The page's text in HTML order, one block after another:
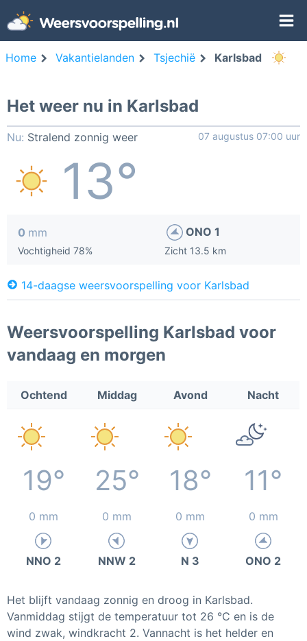
Home Vakantielanden Tsjechië Karlsbad
Het weer nu in Karlsbad
Nu: Stralend zonnig weer 07 augustus 07:00 uur
13°
0 mm
Vochtigheid 78%
ONO 1
Zicht 13.5 km
14-daagse weersvoorspelling voor Karlsbad
Weersvoorspelling Karlsbad voor
vandaag en morgen
Ochtend Middag Avond Nacht
19° 25° 18° 11°
0 mm 0 mm 0 mm 0 mm
NNO 2 NNW 2 N 3 ONO 2
Het blijft vandaag zonnig en droog in Karlsbad.
Vanmiddag stijgt de temperatuur tot 26 °C en is de
wind zwak, windkracht 2. Vannacht is het helder en